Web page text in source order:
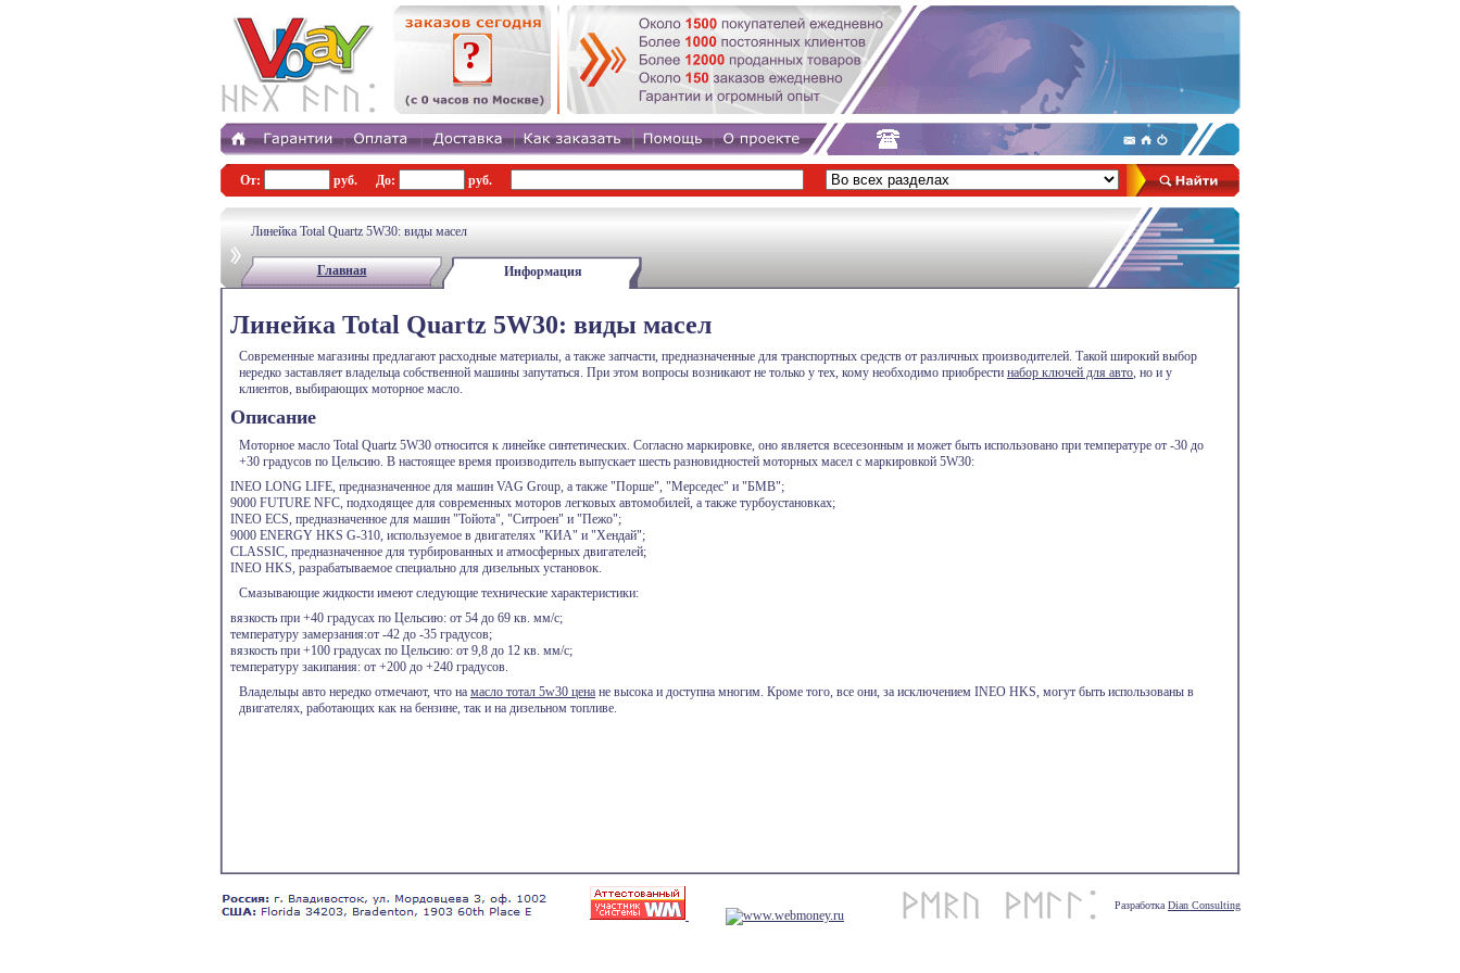
?
От: руб. До: руб.
Линейка Total Quartz 5W30: виды масел
Главная Информация
Линейка Total Quartz 5W30: виды масел
Современные магазины предлагают расходные материалы, а также запчасти, предназначенные для транспортных средств от различных производителей. Такой широкий выбор
нередко заставляет владельца собственной машины запутаться. При этом вопросы возникают не только у тех, кому необходимо приобрести набор ключей для авто, но и у
клиентов, выбирающих моторное масло.
Описание
Моторное масло Total Quartz 5W30 относится к линейке синтетических. Согласно маркировке, оно является всесезонным и может быть использовано при температуре от -30 до
+30 градусов по Цельсию. В настоящее время производитель выпускает шесть разновидностей моторных масел с маркировкой 5W30:
INEO LONG LIFE, предназначенное для машин VAG Group, а также "Порше", "Мерседес" и "БМВ";
9000 FUTURE NFC, подходящее для современных моторов легковых автомобилей, а также турбоустановках;
INEO ECS, предназначенное для машин "Тойота", "Ситроен" и "Пежо";
9000 ENERGY HKS G-310, используемое в двигателях "КИА" и "Хендай";
CLASSIC, предназначенное для турбированных и атмосферных двигателей;
INEO HKS, разрабатываемое специально для дизельных установок.
Смазывающие жидкости имеют следующие технические характеристики:
вязкость при +40 градусах по Цельсию: от 54 до 69 кв. мм/с;
температуру замерзания:от -42 до -35 градусов;
вязкость при +100 градусах по Цельсию: от 9,8 до 12 кв. мм/с;
температуру закипания: от +200 до +240 градусов.
Владельцы авто нередко отмечают, что на масло тотал 5w30 цена не высока и доступна многим. Кроме того, все они, за исключением INEO HKS, могут быть использованы в
двигателях, работающих как на бензине, так и на дизельном топливе.
Разработка Dian Consulting